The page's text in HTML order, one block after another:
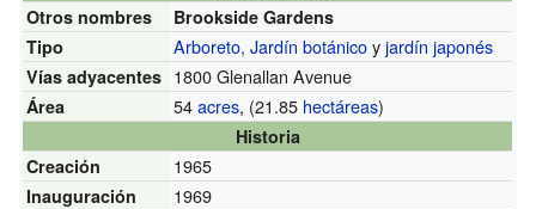
Otros nombres
Brookside Gardens
Tipo
Arboreto,Jardín botánicoyjardín japonés
Vías adyacentes 1800 Glenallan Avenue
Área 54acres, (21.85 hectáreas)
Historia
Creación
1965
Inauguración 1969